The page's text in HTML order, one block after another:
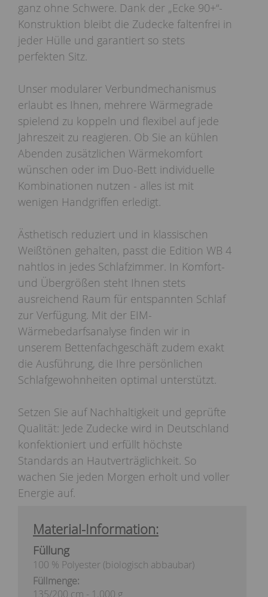
ganz ohne Schwere. Dank der „Ecke 90+“-
Konstruktion bleibt die Zudecke faltenfrei in
jeder Hülle und garantiert so stets
perfekten Sitz.
Unser modularer Verbundmechanismus
erlaubt es Ihnen, mehrere Wärmegrade
spielend zu koppeln und flexibel auf jede
Jahreszeit zu reagieren. Ob Sie an kühlen
Abenden zusätzlichen Wärmekomfort
wünschen oder im Duo-Bett individuelle
Kombinationen nutzen - alles ist mit
wenigen Handgriffen erledigt.
Ästhetisch reduziert und in klassischen
Weißtönen gehalten, passt die Edition WB 4
nahtlos in jedes Schlafzimmer. In Komfort-
und Übergrößen steht Ihnen stets
ausreichend Raum für entspannten Schlaf
zur Verfügung. Mit der EIM-
Wärmebedarfsanalyse finden wir in
unserem Bettenfachgeschäft zudem exakt
die Ausführung, die Ihre persönlichen
Schlafgewohnheiten optimal unterstützt.
Setzen Sie auf Nachhaltigkeit und geprüfte
Qualität: Jede Zudecke wird in Deutschland
konfektioniert und erfüllt höchste
Standards an Hautverträglichkeit. So
wachen Sie jeden Morgen erholt und voller
Energie auf.
Material-Information:
Füllung
100 % Polyester (biologisch abbaubar)
Füllmenge:
135/200 cm - 1.000 g